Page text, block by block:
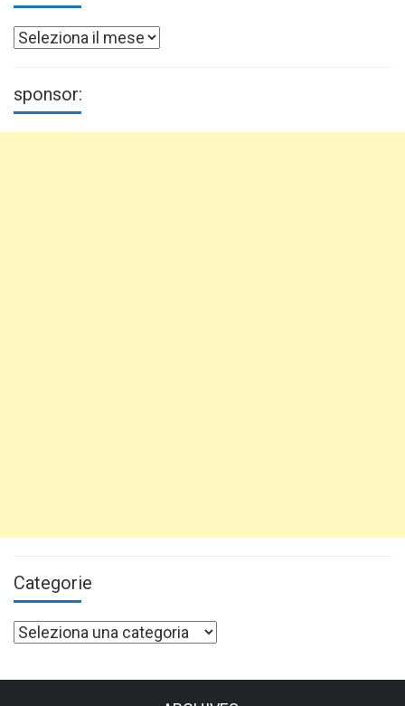
Archivi
sponsor:
Categorie
Categorie